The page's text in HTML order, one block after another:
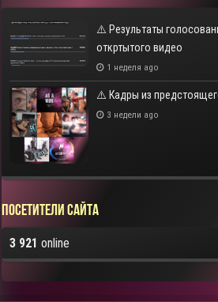
⚠️ Результаты
откртытого видео
1 неделя ago
⚠️ Кадры из
3 недели ago
Посетители сайта
3 921 online